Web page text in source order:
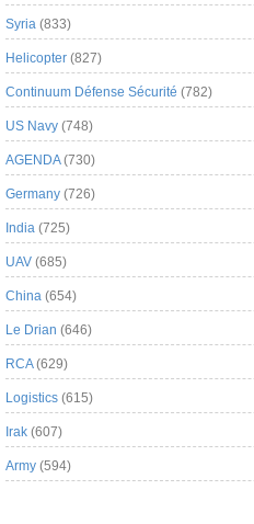
Syria (833)
Helicopter (827)
Continuum Défense Sécurité (782)
US Navy (748)
AGENDA(730)
Germany (726)
India (725)
UAV (685)
China (654)
Le Drian (646)
RCA(629)
Logistics (615)
Irak (607)
Army (594)